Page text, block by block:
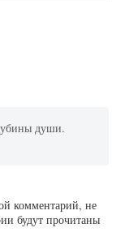
души.
комментарий, не
будут прочитаны